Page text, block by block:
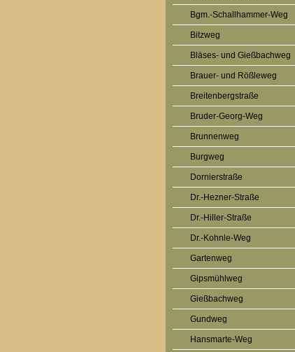
Bgm.-Schallhammer-Weg
Bitzweg
Bläses- und Gießbachweg
Brauer- und Rößleweg
Breitenbergstraße
Bruder-Georg-Weg
Brunnenweg
Burgweg
Dornierstraße
Dr.-Hezner-Straße
Dr.-Hiller-Straße
Dr.-Kohnle-Weg
Gartenweg
Gipsmühlweg
Gießbachweg
Gundweg
Hansmarte-Weg